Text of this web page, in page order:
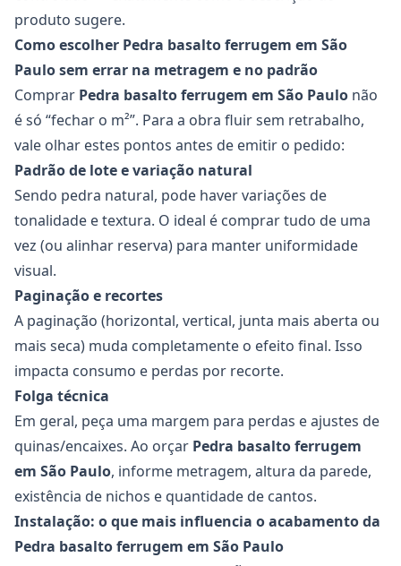
produto sugere.
Como escolher Pedra basalto ferrugem em São
Paulo sem errar na metragem e no padrão
Comprar Pedra basalto ferrugem em São Paulo não
é só “fechar o m²”. Para a obra fluir sem retrabalho,
vale olhar estes pontos antes de emitir o pedido:
Padrão de lote e variação natural
Sendo pedra natural, pode haver variações de
tonalidade e textura. O ideal é comprar tudo de uma
vez (ou alinhar reserva) para manter uniformidade
visual.
Paginação e recortes
A paginação (horizontal, vertical, junta mais aberta ou
mais seca) muda completamente o efeito final. Isso
impacta consumo e perdas por recorte.
Folga técnica
Em geral, peça uma margem para perdas e ajustes de
quinas/encaixes. Ao orçar Pedra basalto ferrugem
em São Paulo, informe metragem, altura da parede,
existência de nichos e quantidade de cantos.
Instalação: o que mais influencia o acabamento da
Pedra basalto ferrugem em São Paulo